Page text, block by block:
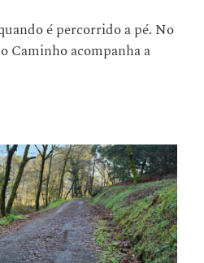
é percorrido a pé. No
Caminho acompanha a